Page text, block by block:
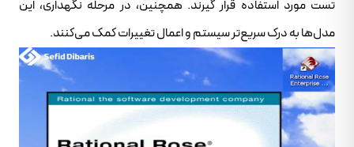
تست مورد استفاده قرار گیرند. همچنین، در مرحله نگهداری، این
مدل‌ها به درک سریع‌تر سیستم و اعمال تغییرات کمک می‌کنند.